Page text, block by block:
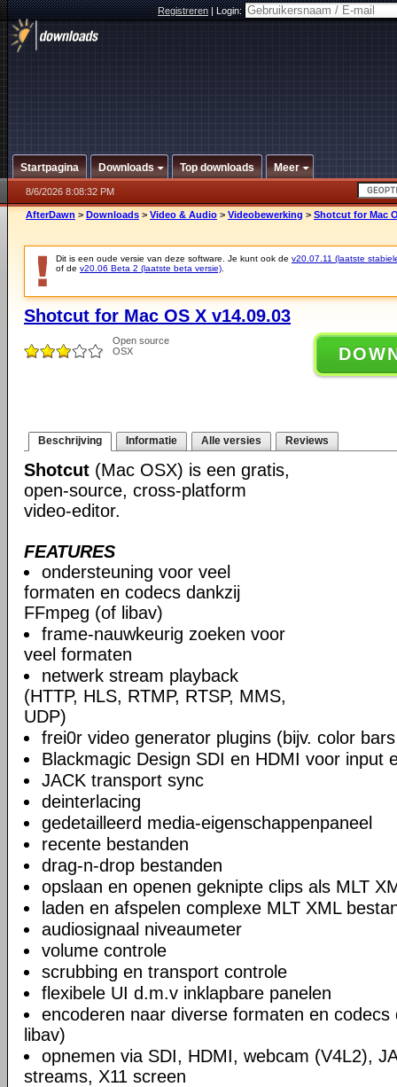
Registreren|Login:
Startpagina Downloads Top downloads Meer
8/6/2026 8:08:32 PM
AfterDawn > Downloads > Video & Audio > Videobewerking > Shotcut for Mac
Dit is een oude versie van deze software. Je kunt ook de v20.07.11 (laatste
of de v20.06 Beta 2 (laatste beta versie)
Shotcut for Mac OS X v14.09.03
Open source
OSX
Beschrijving Informatie Alle versies Reviews
Shotcut (Mac OSX) is een gratis,
open-source, cross-platform
video-editor.
FEATURES
ondersteuning voor veel
formaten en codecs dankzij
FFmpeg (of libav)
frame-nauwkeurig zoeken voor
veel formaten
netwerk stream playback
(HTTP, HLS, RTMP, RTSP, MMS,
UDP)
frei0r video generator plugins (bijv. color
Blackmagic Design SDI en HDMI voor input
JACK transport sync
deinterlacing
gedetailleerd media-eigenschappenpaneel
recente bestanden
drag-n-drop bestanden
opslaan en openen geknipte clips als MLT
laden en afspelen complexe MLT XML
audiosignaal niveaumeter
volume controle
scrubbing en transport controle
flexibele UI d.m.v inklapbare panelen
encoderen naar diverse formaten en codecs
libav)
opnemen via SDI, HDMI, webcam (V4L2),
streams, X11 screen